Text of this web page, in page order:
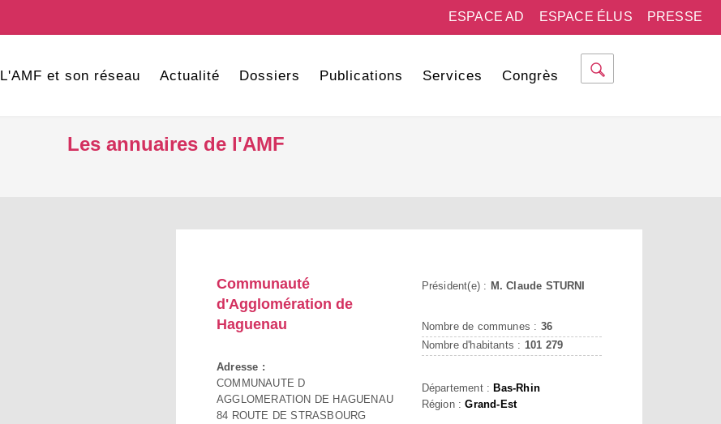
PRESSE
ESPACE ÉLUS
ESPACE AD
L'AMF et son réseau Actualité Dossiers Publications Services Congrès
Les annuaires de l'AMF
Communauté
d'Agglomération de
Haguenau
Adresse :
COMMUNAUTE D
AGGLOMERATION DE HAGUENAU
84 ROUTE DE STRASBOURG
Président(e) : M. Claude STURNI
Nombre de communes : 36
Nombre d'habitants : 101 279
Département : Bas-Rhin
Région :Grand-Est